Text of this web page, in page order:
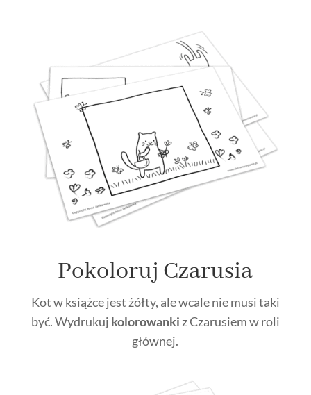
Pokoloruj Czarusia
Kot w książce jest żółty, ale wcale nie musi taki
być. Wydrukuj kolorowankiz Czarusiem w roli
głównej.